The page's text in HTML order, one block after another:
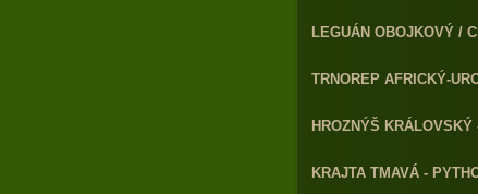
LEGUÁN OBOJKOVÝ /
TRNOREP AFRICKÝ-
HROZNÝŠ
KRAJTA TMAVÁ -